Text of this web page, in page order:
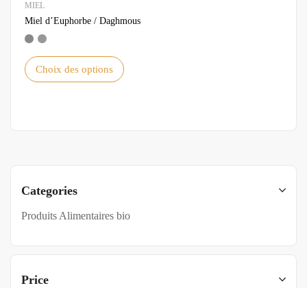
Categories
Produits Alimentaires bio
Price
MIEL
Miel d’Euphorbe / Daghmous
Choix des options